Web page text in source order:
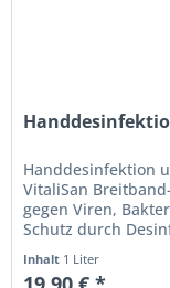
Handdesinfektion
VitaliSan
gegen Viren,
Schutz durch
Inhalt 1 Liter